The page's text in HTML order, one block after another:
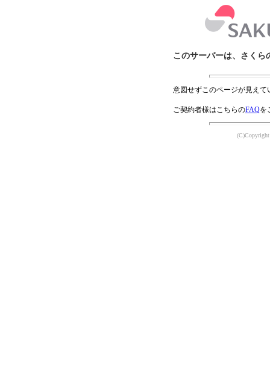
このサーバーは、さくら
意図せずこのページが見え
ご契約者様はこちらのFAQを